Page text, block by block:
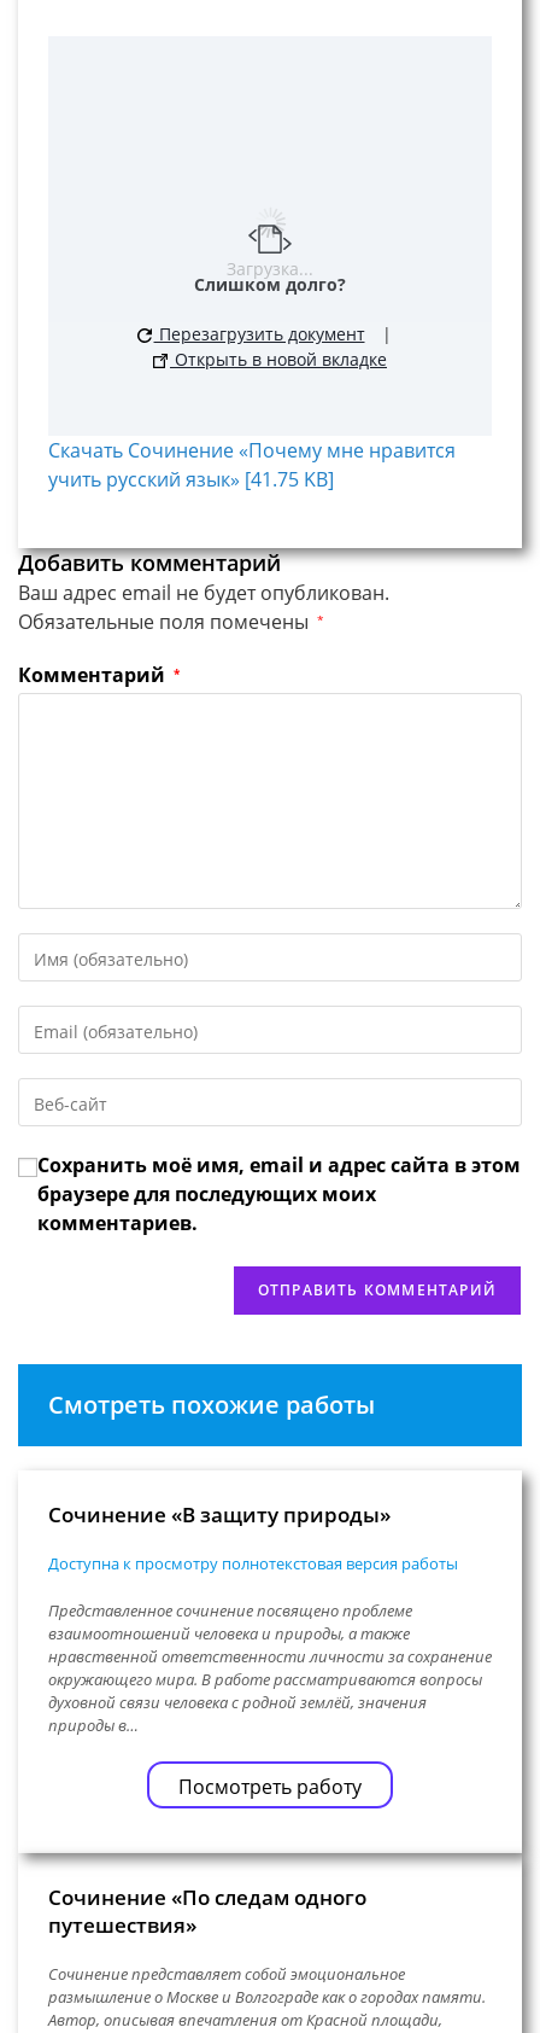
Загрузка...
Слишком долго?
Перезагрузить документ
|
Открыть в новой вкладке
Скачать Сочинение «Почему мне нравится
учить русский язык» [41.75 KB]
Добавить комментарий
Ваш адрес email не будет опубликован.
Обязательные поля помечены *
Комментарий *
свое
или
имя
чтобы
прокомментировать
свой
адрес,
чтобы
URL
веб-
сайта
(необязательно)
Сохранить моё имя, email и адрес сайта в этом
браузере для последующих моих
комментариев.
Смотреть похожие работы
Сочинение «В защиту природы»
Доступна к просмотру полнотекстовая версия работы
Представленное сочинение посвящено проблеме
взаимоотношений человека и природы, а также
нравственной ответственности личности за сохранение
окружающего мира. В работе рассматриваются вопросы
духовной связи человека с родной землёй, значения
природы в…
Посмотреть работу
Сочинение «По следам одного
путешествия»
Сочинение представляет собой эмоциональное
размышление о Москве и Волгограде как о городах памяти.
Автор, описывая впечатления от Красной площади,